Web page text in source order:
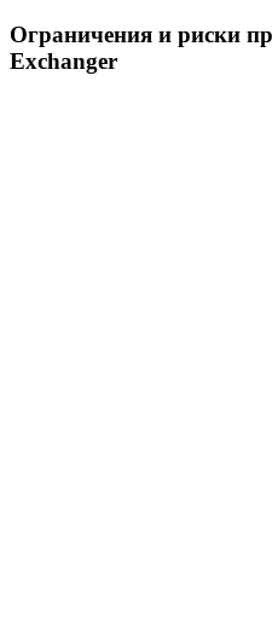
Ограничения и риски
Exchanger